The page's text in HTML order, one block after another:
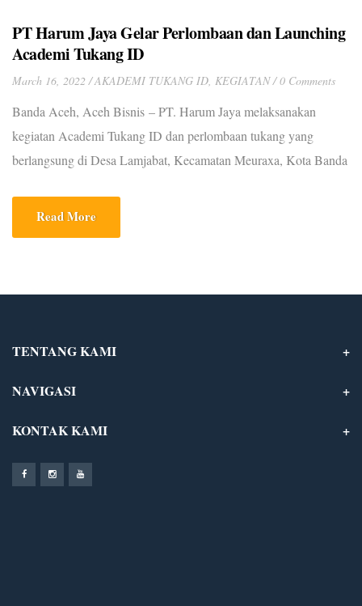
PT Harum Jaya Gelar Perlombaan dan Launching
Academi Tukang ID
March 16, 2022 AKADEMI TUKANG ID, KEGIATAN 0 Comments
Banda Aceh, Aceh Bisnis – PT. Harum Jaya melaksanakan
kegiatan Academi Tukang ID dan perlombaan tukang yang
berlangsung di Desa Lamjabat, Kecamatan Meuraxa, Kota Banda
yang berlangsung selama 41 hari sejak tanggal 14 Maret sampai
dengan 23 April 2022, itu dibuka oleh Asisten Perekonomian dan
Read More
TENTANG KAMI
NAVIGASI
KONTAK KAMI